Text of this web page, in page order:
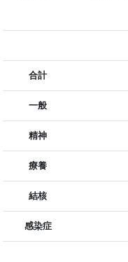
合計
一般
精神
療養
結核
感染症